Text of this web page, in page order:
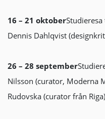
16 – 21 oktober
Dennis Dahlqvist
26 – 28 september
Nilsson (curator, Moderna
Rudovska (curator från